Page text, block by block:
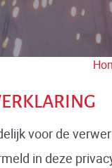
voor de
in deze